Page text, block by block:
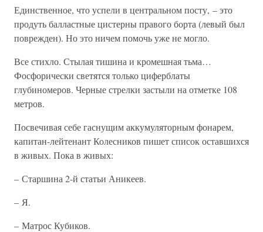
Единственное, что успели в центральном посту, – это
продуть балластные цистерны правого борта (левый был
поврежден). Но это ничем помочь уже не могло.
Все стихло. Стылая тишина и кромешная тьма…
Фосфорически светятся только циферблаты
глубиномеров. Черные стрелки застыли на отметке 108
метров.
Посвечивая себе гаснущим аккумуляторным фонарем,
капитан-лейтенант Колесников пишет список оставшихся
в живых. Пока в живых:
– Старшина 2-й статьи Аникеев.
– Я.
– Матрос Кубиков.